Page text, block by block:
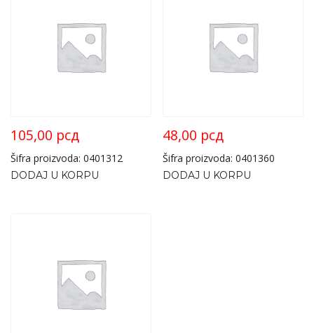
105,00 рсд
Šifra proizvoda: 0401312
DODAJ U KORPU
48,00 рсд
Šifra proizvoda: 0401360
DODAJ U KORPU